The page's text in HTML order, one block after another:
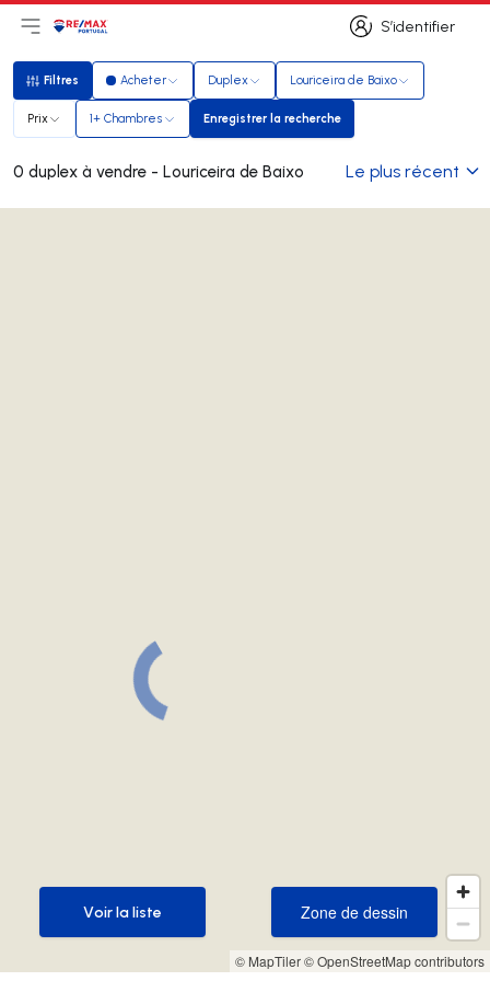
S’identifier
S’identifier
Ouvrir le menu principal
LogoAller à la page d’accueil
Filtres
Filtres Acheter Duplex Louriceira de Baixo
Prix 1+ Chambres Enregistrer la recherche
Enregistrer la recherche
0 duplex à vendre - Louriceira de Baixo Le plus récent
© MapTiler© OpenStreetMap contributors
Zone de dessin
Zone de dessin
Voir la liste
Voir la liste